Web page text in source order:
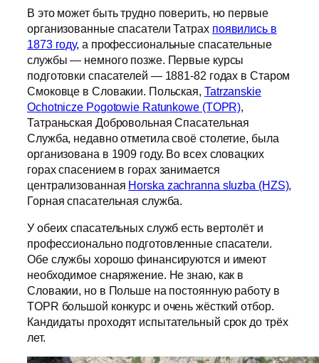
В это может быть трудно поверить, но первые
организованные спасатели Татрах появились в
1873 году, а профессиональные спасательные
службы — немного позже. Первые курсы
подготовки спасателей — 1881-82 годах в Старом
Смоковце в Словакии. Польская, Tatrzanskie
Ochotnicze Pogotowie Ratunkowe (TOPR)
Татраньская Добровольная Спасательная
Служба, недавно отметила своё столетие, была
организована в 1909 году. Во всех словацких
горах спасением в горах занимается
централизованная Horska zachranna sluzba (HZS),
Горная спасательная служба.
У обеих спасательных служб есть вертолёт и
профессионально подготовленные спасатели.
Обе службы хорошо финансируются и имеют
необходимое снаряжение. Не знаю, как в
Словакии, но в Польше на постоянную работу в
TOPR большой конкурс и очень жёсткий отбор.
Кандидаты проходят испытательный срок до трёх
лет.